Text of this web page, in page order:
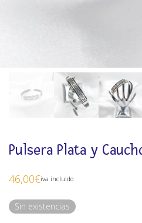
Pulsera Plata y
46,00€iva incluido
Sin existencias